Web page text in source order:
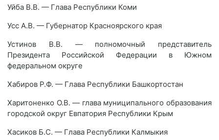
Уйба В.В. — Глава Республики Коми
Усс А.В. — Губернатор Красноярского края
Устинов В.В. — полномочный представитель
Президента Российской Федерации в Южном
федеральном округе
Хабиров Р.Ф. — Глава Республики Башкортостан
Харитоненко О.В. — глава муниципального образования
городской округ Евпатория Республики Крым
Хасиков Б.С. — Глава Республики Калмыкия